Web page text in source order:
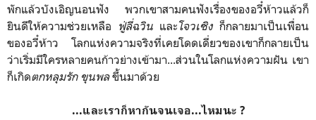
พักแล้วบังเอิญนอนฟัง พวกเขาสามคนฟังเรื่องของอวี๋ห้าวแล้วก็
ยินดีให้ความช่วยเหลือ ฟู่ลี่ฉวิน และโจวเซิง ก็กลายมาเป็นเพื่อน
ของอวี๋ห้าว โลกแห่งความจริงที่เคยโดดเดี่ยวของเขาก็กลายเป็น
ว่าเริ่มมีใครหลายคนก้าวย่างเข้ามา...ส่วนในโลกแห่งความฝัน เขา
ก็เกิดตกหลุมรัก ขุนพลขึ้นมาด้วย
...และเราก็หากันจนเจอ...ไหมนะ ?